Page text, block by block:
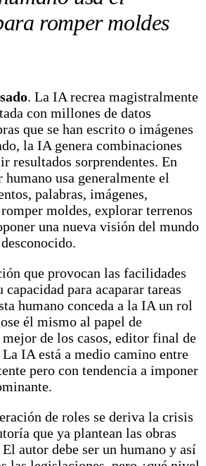
romper moldes
. La IA recrea magistralmente
con millones de datos
que se han escrito o imágenes
la IA genera combinaciones
resultados sorprendentes. En
usa generalmente el
palabras, imágenes,
moldes, explorar terrenos
una nueva visión del mundo
que provocan las facilidades
para acaparar tareas
humano conceda a la IA un rol
él mismo al papel de
de los casos, editor final de
IA está a medio camino entre
pero con tendencia a imponer
de roles se deriva la crisis
que ya plantean las obras
autor debe ser un humano y así